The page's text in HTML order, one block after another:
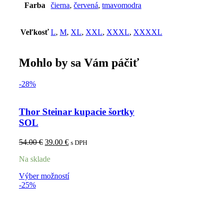
Farba čierna, červená, tmavomodra
Veľkosť L, M, XL, XXL, XXXL, XXXXL
Mohlo by sa Vám páčiť
-28%
Thor Steinar kupacie šortky
SOL
54.00€ 39.00 € s DPH
Na sklade
Výber možností
-25%